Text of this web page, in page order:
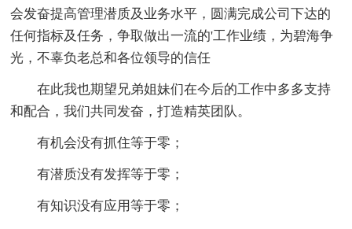
会发奋提高管理潜质及业务水平，圆满完成公司下达的
任何指标及任务，争取做出一流的'工作业绩，为碧海争
光，不辜负老总和各位领导的信任
在此我也期望兄弟姐妹们在今后的工作中多多支持
和配合，我们共同发奋，打造精英团队。
有机会没有抓住等于零；
有潜质没有发挥等于零；
有知识没有应用等于零；